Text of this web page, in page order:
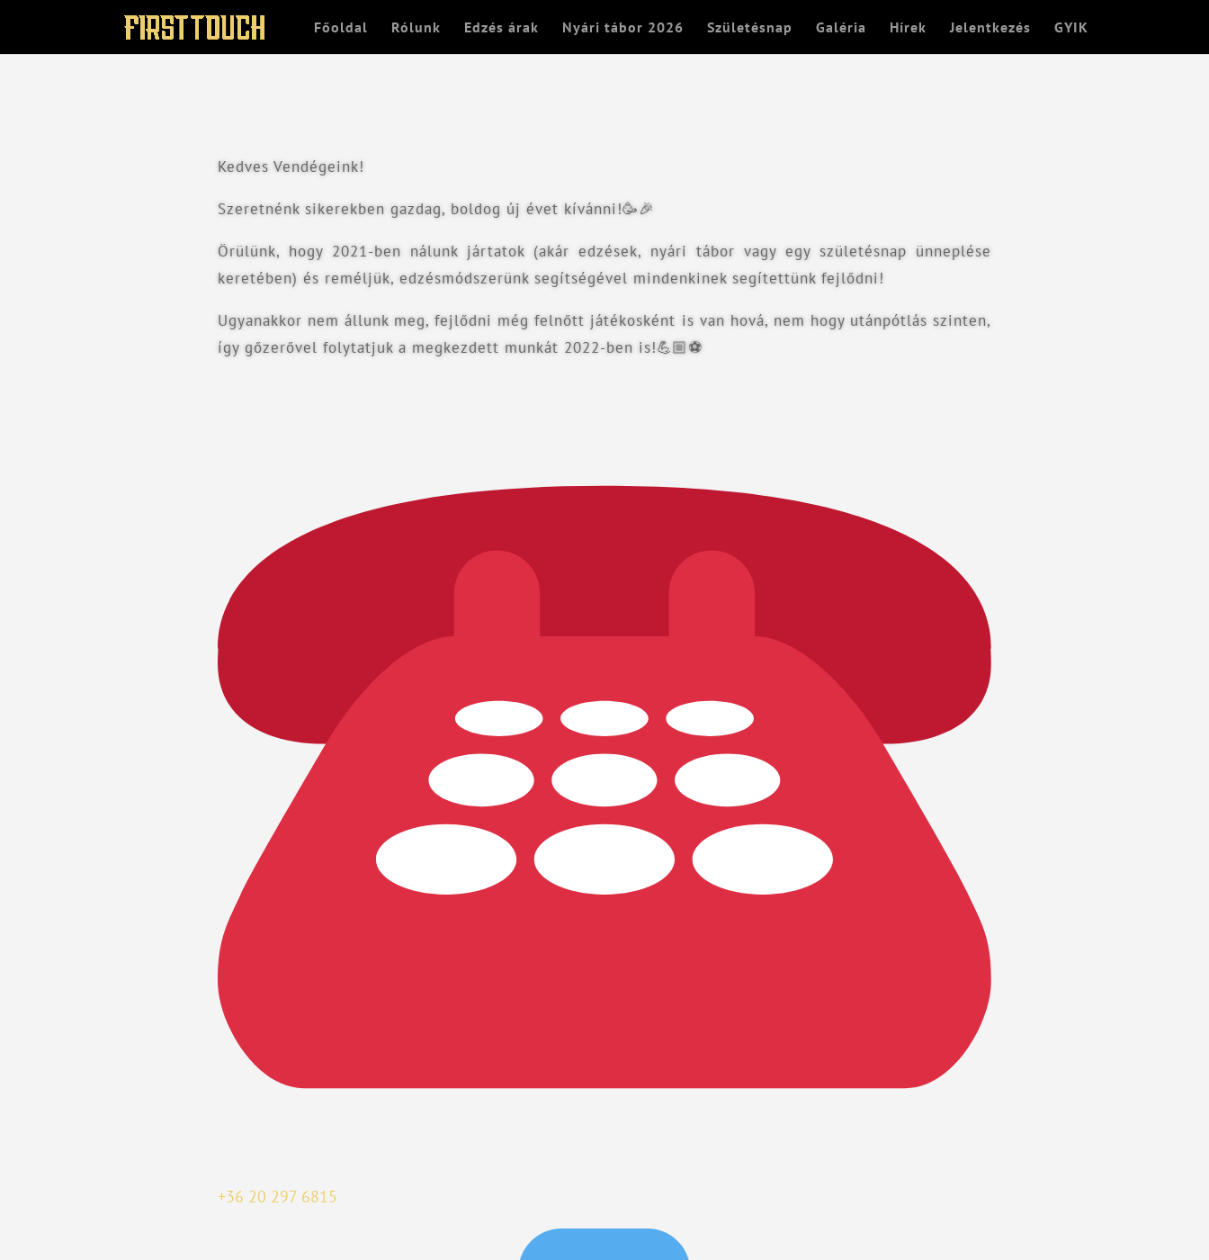
Főoldal Rólunk Edzés árak Nyári tábor 2026 Születésnap Galéria Hírek Jelentkezés GYIK
Kedves Vendégeink!
Szeretnénk sikerekben gazdag, boldog új évet kívánni!🥳🎉
Örülünk, hogy 2021-ben nálunk jártatok (akár edzések, nyári tábor vagy egy születésnap ünneplése
keretében) és reméljük, edzésmódszerünk segítségével mindenkinek segítettünk fejlődni!
Ugyanakkor nem állunk meg, fejlődni még felnőtt játékosként is van hová, nem hogy utánpótlás szinten,
így gőzerővel folytatjuk a megkezdett munkát 2022-ben is!💪🏼⚽️
+36 20 297 6815